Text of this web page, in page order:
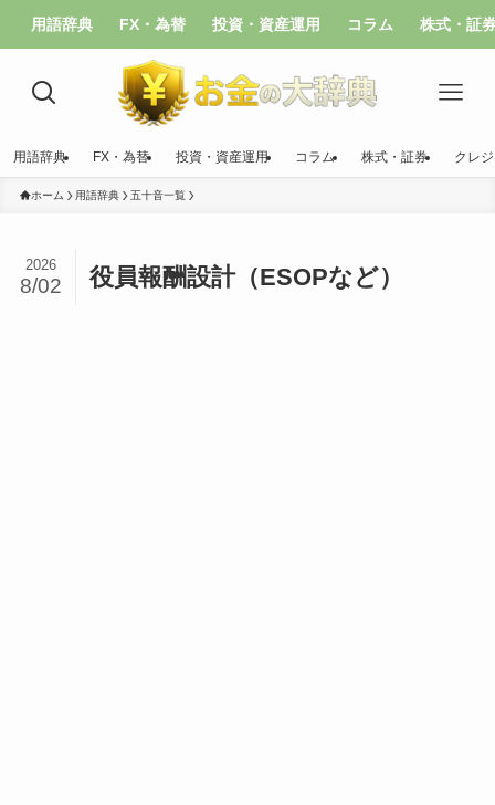
用語辞典 FX・為替 投資・資産運用 コラム 株式・証
用語辞典 FX・為替 投資・資産運用 コラム 株式・証券 クレ
ホーム 用語辞典 五十音一覧
役員報酬設計（ESOPなど）
2026
8/02